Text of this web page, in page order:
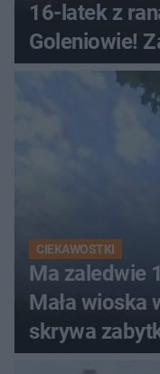
16-latek z
Goleniowie!
CIEKAWOSTKI
Ma zaledwie
Mała wioska
skrywa